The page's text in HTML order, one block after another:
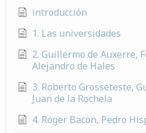
introducción
1. Las universidades
2. Guillermo de Auxerre,
Alejandro de Hales
3. Roberto Grosseteste,
Juan de la Rochela
4. Roger Bacon, Pedro